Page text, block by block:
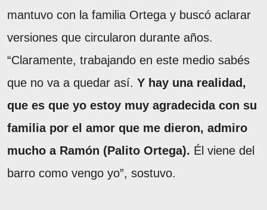
mantuvo con la familia Ortega y buscó aclarar
versiones que circularon durante años.
“Claramente, trabajando en este medio sabés
que no va a quedar así. Y hay una realidad,
que es que yo estoy muy agradecida con su
familia por el amor que me dieron, admiro
mucho a Ramón (Palito Ortega). Él viene del
barro como vengo yo”, sostuvo.